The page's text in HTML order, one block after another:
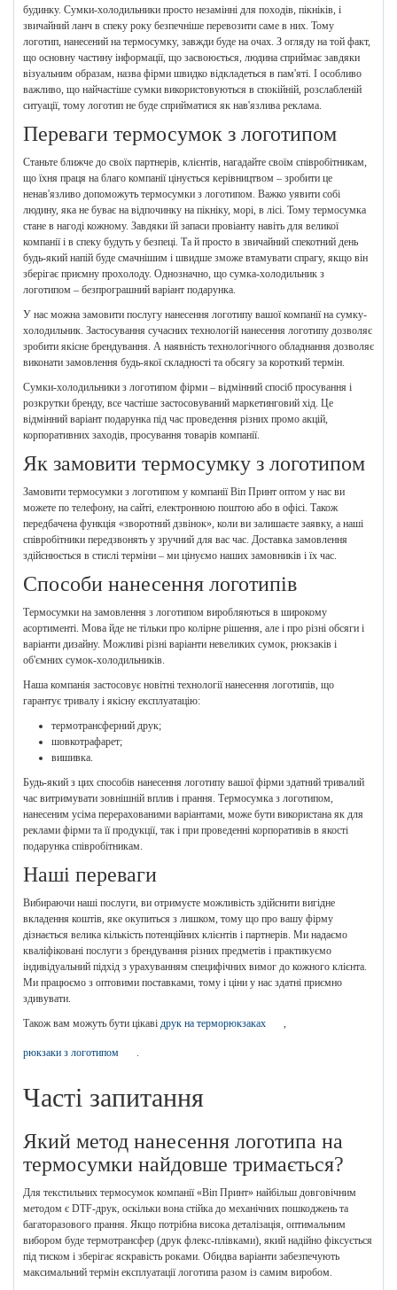
будинку. Сумки-холодильники просто незамінні для походів, пікніків, і
звичайний ланч в спеку року безпечніше перевозити саме в них. Тому
логотип, нанесений на термосумку, завжди буде на очах. З огляду на той факт,
що основну частину інформації, що засвоюється, людина сприймає завдяки
візуальним образам, назва фірми швидко відкладеться в пам'яті. І особливо
важливо, що найчастіше сумки використовуються в спокійній, розслабленій
ситуації, тому логотип не буде сприйматися як нав'язлива реклама.
Переваги термосумок з логотипом
Станьте ближче до своїх партнерів, клієнтів, нагадайте своїм співробітникам,
що їхня праця на благо компанії цінується керівництвом – зробити це
ненав'язливо допоможуть термосумки з логотипом. Важко уявити собі
людину, яка не буває на відпочинку на пікніку, морі, в лісі. Тому термосумка
стане в нагоді кожному. Завдяки їй запаси провіанту навіть для великої
компанії і в спеку будуть у безпеці. Та й просто в звичайний спекотний день
будь-який напій буде смачнішим і швидше зможе втамувати спрагу, якщо він
зберігає приємну прохолоду. Однозначно, що сумка-холодильник з
логотипом – безпрограшний варіант подарунка.
У нас можна замовити послугу нанесення логотипу вашої компанії на сумку-
холодильник. Застосування сучасних технологій нанесення логотипу дозволяє
зробити якісне брендування. А наявність технологічного обладнання дозволяє
виконати замовлення будь-якої складності та обсягу за короткий термін.
Сумки-холодильники з логотипом фірми – відмінний спосіб просування і
розкрутки бренду, все частіше застосовуваний маркетинговий хід. Це
відмінний варіант подарунка під час проведення різних промо акцій,
корпоративних заходів, просування товарів компанії.
Як замовити термосумку з логотипом
Замовити термосумки з логотипом у компанії Віп Принт оптом у нас ви
можете по телефону, на сайті, електронною поштою або в офісі. Також
передбачена функція «зворотний дзвінок», коли ви залишаєте заявку, а наші
співробітники передзвонять у зручний для вас час. Доставка замовлення
здійснюється в стислі терміни – ми цінуємо наших замовників і їх час.
Способи нанесення логотипів
Термосумки на замовлення з логотипом виробляються в широкому
асортименті. Мова йде не тільки про колірне рішення, але і про різні обсяги і
варіанти дизайну. Можливі різні варіанти невеликих сумок, рюкзаків і
об'ємних сумок-холодильників.
Наша компанія застосовує новітні технології нанесення логотипів, що
гарантує тривалу і якісну експлуатацію:
термотрансферний друк;
шовкотрафарет;
вишивка.
Будь-який з цих способів нанесення логотипу вашої фірми здатний тривалий
час витримувати зовнішній вплив і прання. Термосумка з логотипом,
нанесеним усіма перерахованими варіантами, може бути використана як для
реклами фірми та її продукції, так і при проведенні корпоративів в якості
подарунка співробітникам.
Наші переваги
Вибираючи наші послуги, ви отримуєте можливість здійснити вигідне
вкладення коштів, яке окупиться з лишком, тому що про вашу фірму
дізнається велика кількість потенційних клієнтів і партнерів. Ми надаємо
кваліфіковані послуги з брендування різних предметів і практикуємо
індивідуальний підхід з урахуванням специфічних вимог до кожного клієнта.
Ми працюємо з оптовими поставками, тому і ціни у нас здатні приємно
здивувати.
Також вам можуть бути цікаві друк на терморюкзаках
рюкзаки з логотипом
Часті запитання
Який метод нанесення логотипа на
термосумки найдовше тримається?
Для текстильних термосумок компанії «Віп Принт» найбільш довговічним
методом є DTF-друк, оскільки вона стійка до механічних пошкоджень та
багаторазового прання. Якщо потрібна висока деталізація, оптимальним
вибором буде термотрансфер (друк флекс-плівками), який надійно фіксується
під тиском і зберігає яскравість роками. Обидва варіанти забезпечують
максимальний термін експлуатації логотипа разом із самим виробом.